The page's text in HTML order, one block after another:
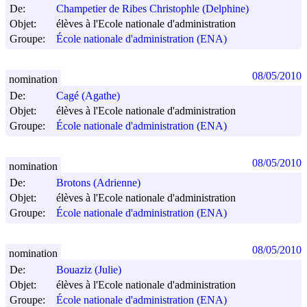
De:
Champetier de Ribes Christophle (Delphine)
Objet:
élèves à l'Ecole nationale d'administration
Groupe:
École nationale d'administration (ENA)
De:
Cagé (Agathe)
Objet:
élèves à l'Ecole nationale d'administration
Groupe:
École nationale d'administration (ENA)
nomination 08/05/2010
De:
Brotons (Adrienne)
Objet:
élèves à l'Ecole nationale d'administration
Groupe:
École nationale d'administration (ENA)
nomination 08/05/2010
De:
Bouaziz (Julie)
Objet:
élèves à l'Ecole nationale d'administration
Groupe:
École nationale d'administration (ENA)
nomination 08/05/2010